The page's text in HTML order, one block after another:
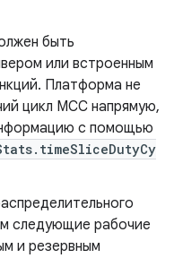
быть
или встроенным
Платформа не
цикл MCC напрямую,
с помощью
следующие рабочие
и резервным